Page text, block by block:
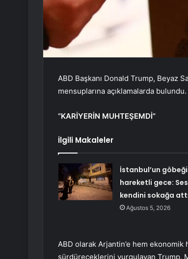
ABD Başkanı Donald Trump, Beyaz
mensuplarına açıklamalarda bulundu.
“KARİYERİN MUHTEŞEMDİ”
İlgili Makaleler
İstanbul’un
hareketli gece:
kendini sokağa
Ağustos 5, 2026
ABD olarak Arjantin’e hem
sürdüreceklerini vurgulayan Trump,